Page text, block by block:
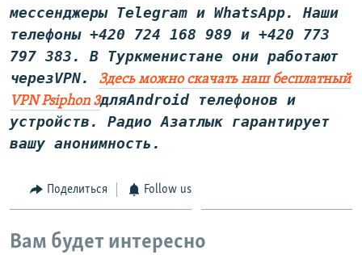
мессенджеры Telegram и WhatsApp. Наши
телефоны +420 724 168 989 и +420 773
797 383. В Туркменистане они работают
черезVPN.
Здесь можно скачать наш бесплатный
VPN Psiphon 3дляAndroid телефонов и
устройств. Радио Азатлык гарантирует
вашу анонимность.
Поделиться Follow us
Вам будет интересно